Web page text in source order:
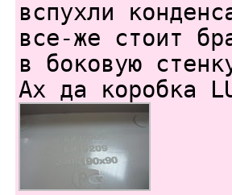
вспухли
все-же стоит
в боковую
Ах да коробка